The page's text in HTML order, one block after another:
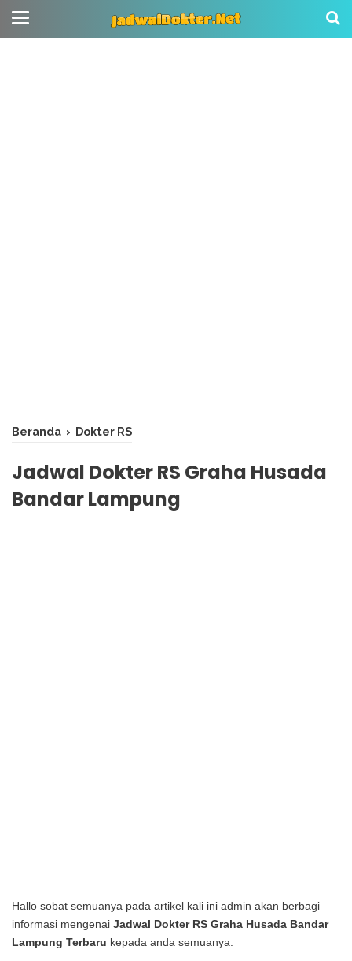
Beranda › Dokter RS
Jadwal Dokter RS Graha Husada
Bandar Lampung
Hallo sobat semuanya pada artikel kali ini admin akan berbagi
informasi mengenai Jadwal Dokter RS Graha Husada Bandar
Lampung Terbaru kepada anda semuanya.